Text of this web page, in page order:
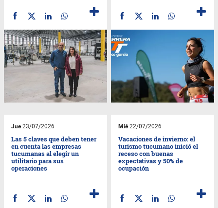
Jue23/07/2026
Las 5 claves que deben tener
en cuenta las empresas
tucumanas al elegir un
utilitario para sus
operaciones
Mié22/07/2026
Vacaciones de invierno: el
turismo tucumano inició el
receso con buenas
expectativas y 50% de
ocupación